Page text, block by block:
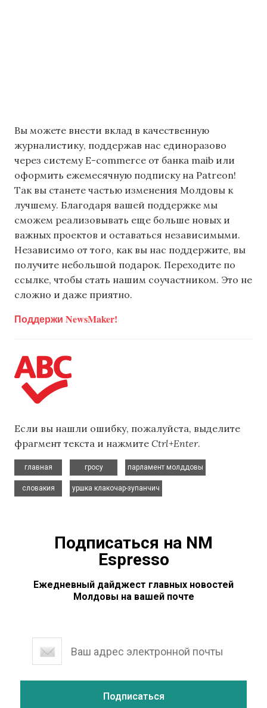
Вы можете внести вклад в качественную
журналистику, поддержав нас единоразово
через систему E-commerce от банка maib или
оформить ежемесячную подписку на Patreon!
Так вы станете частью изменения Молдовы к
лучшему. Благодаря вашей поддержке мы
сможем реализовывать еще больше новых и
важных проектов и оставаться независимыми.
Независимо от того, как вы нас поддержите, вы
получите небольшой подарок. Переходите по
ссылке, чтобы стать нашим соучастником. Это не
сложно и даже приятно.
Поддержи NewsMaker!
Если вы нашли ошибку, пожалуйста, выделите
фрагмент текста и нажмите Ctrl+Enter.
главная
гросу
парламент молддовы
словакия
уршка клакочар-зупанчич
Подписаться на NM
Espresso
Ежедневный дайджест главных новостей
Молдовы на вашей почте